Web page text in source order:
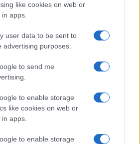
like cookies on web or
apps.
user data to be sent to
advertising purposes.
to send me
to enable storage
like cookies on web or
apps.
to enable storage
deposito con bombole, intervento dei
fuoco a Rudalza
distrutto dalle fiamme a La
incendio a Monti d’à rena
meteo per il weekend a Olbia e in